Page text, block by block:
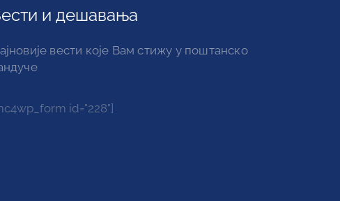
и дешавања
вести које Вам стижу у поштанско
id="228"]